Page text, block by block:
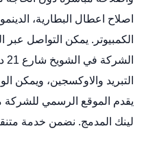
اصلاح اعطال البطارية،
التبريد والاوكسجين، ويمكن
يقدم الموقع الرسمي للشركة
لينك المدمج. نضمن خدمة